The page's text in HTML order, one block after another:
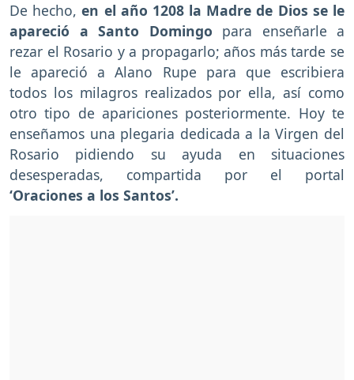
De hecho,en el año 1208 la Madre de Dios se le
apareció a Santo Domingo para enseñarle a
rezar el Rosario y a propagarlo; años más tarde se
le apareció a Alano Rupe para que escribiera
todos los milagros realizados por ella, así como
otro tipo de apariciones posteriormente. Hoy te
enseñamos una plegaria dedicada a la Virgen del
Rosario pidiendo su ayuda en situaciones
desesperadas, compartida por el portal
‘Oraciones a los Santos’.